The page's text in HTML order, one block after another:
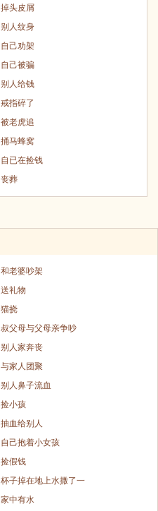
掉头皮屑
别人纹身
自己劝架
自己被骗
别人给钱
戒指碎了
被老虎追
捅马蜂窝
自已在捡钱
丧葬
和老婆吵架
送礼物
猫挠
叔父母与父母亲争吵
别人家奔丧
与家人团聚
别人鼻子流血
捡小孩
抽血给别人
自己抱着小女孩
捡假钱
杯子掉在地上水撒了一
家中有水